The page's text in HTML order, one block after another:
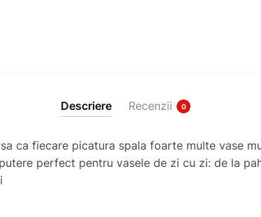
Descriere Recenzii 0
ca fiecare picatura spala foarte multe vase
perfect pentru vasele de zi cu zi: de la